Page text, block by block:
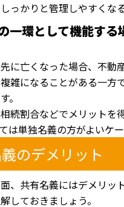
っかりと管理しやすくな
一環として機能する
に亡くなった場合、不動
雑になることがある一方
。
続割合などでメリットを
は単独名義の方がよいケ
のデメリット
、共有名義にはデメリッ
しておきましょう。